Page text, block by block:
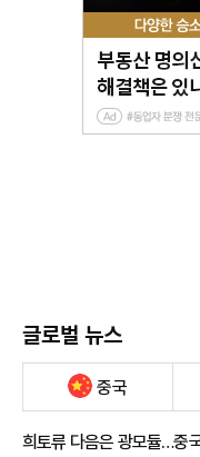
글로벌 뉴스
중국
희토류 다음은 광모듈…중